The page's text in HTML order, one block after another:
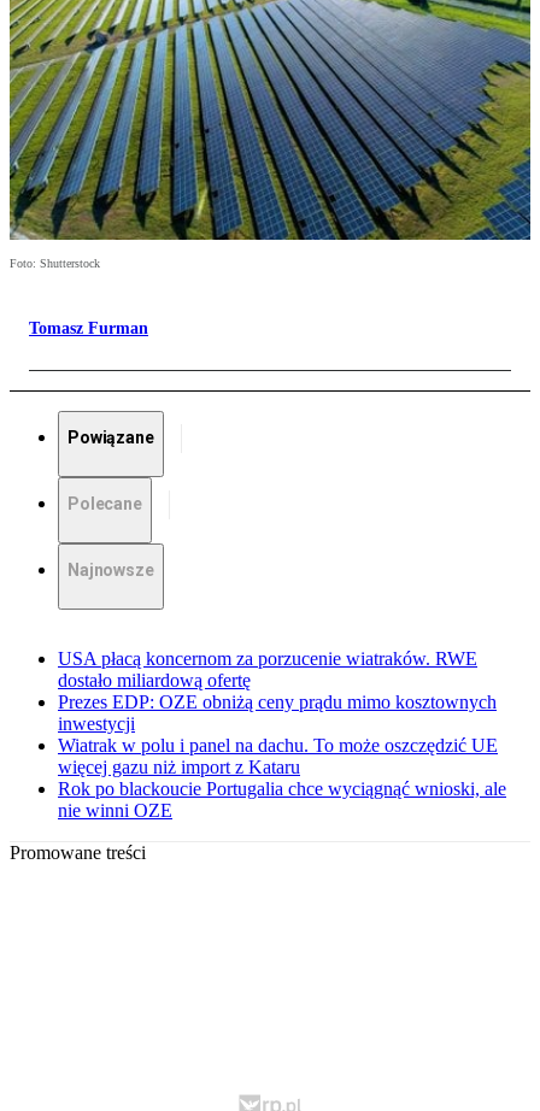
Foto: Shutterstock
Tomasz Furman
Powiązane
Polecane
Najnowsze
USA płacą koncernom za porzucenie wiatraków. RWE
dostało miliardową ofertę
Prezes EDP: OZE obniżą ceny prądu mimo kosztownych
inwestycji
Wiatrak w polu i panel na dachu. To może oszczędzić UE
więcej gazu niż import z Kataru
Rok po blackoucie Portugalia chce wyciągnąć wnioski, ale
nie winni OZE
Promowane treści